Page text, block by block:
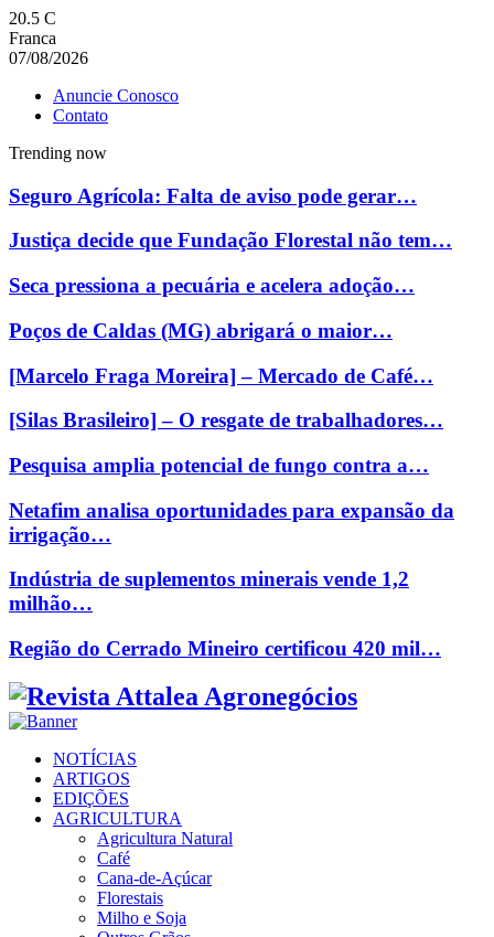
20.5 C
Franca
07/08/2026
Anuncie Conosco
Contato
Trending now
Seguro Agrícola: Falta de aviso pode gerar…
Justiça decide que Fundação Florestal não tem…
Seca pressiona a pecuária e acelera adoção…
Poços de Caldas (MG) abrigará o maior…
[Marcelo Fraga Moreira] – Mercado de Café…
[Silas Brasileiro] – O resgate de trabalhadores…
Pesquisa amplia potencial de fungo contra a…
Netafim analisa oportunidades para expansão da
irrigação…
Indústria de suplementos minerais vende 1,2
milhão…
Região do Cerrado Mineiro certificou 420 mil…
Facebook
Twitter
Instagram
Linkedin
Youtube
Email
NOTÍCIAS
ARTIGOS
EDIÇÕES
AGRICULTURA
Agricultura Natural
Café
Cana-de-Açúcar
Florestais
Milho e Soja